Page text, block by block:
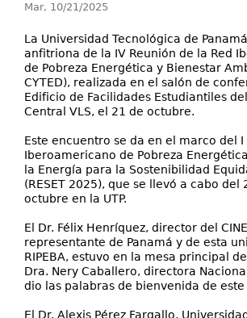
Mar, 10/21/2025
La Universidad Tecnológica de
anfitriona de la IV Reunión de la Red
de Pobreza Energética y Bienestar
CYTED), realizada en el salón de
Edificio de Facilidades Estudiantiles
Central VLS, el 21 de octubre.
Este encuentro se da en el marco del I
Iberoamericano de Pobreza
la Energía para la Sostenibilidad
(RESET 2025), que se llevó a cabo del
octubre en la UTP.
El Dr. Félix Henríquez, director del
representante de Panamá y de esta
RIPEBA, estuvo en la mesa principal
Dra. Nery Caballero, directora
dio las palabras de bienvenida de este
El Dr. Alexis Pérez Fargallo,